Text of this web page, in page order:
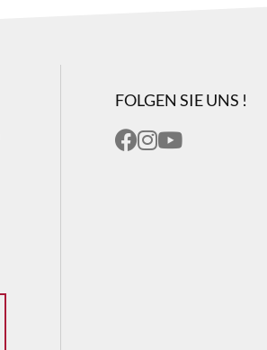
FOLGEN SIE UNS !